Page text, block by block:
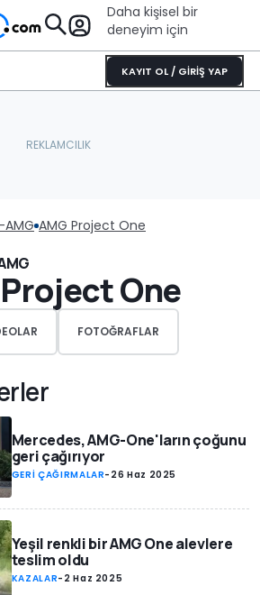
Daha kişisel bir
deneyim için
KAYIT OL / GİRİŞ YAP
AMG Project One
One
FOTOĞRAFLAR
Mercedes, AMG-One'ların çoğunu
geri çağırıyor
GERİ ÇAĞIRMALAR- 26 Haz 2025
Yeşil renkli bir AMG One alevlere
teslim oldu
KAZALAR- 2 Haz 2025